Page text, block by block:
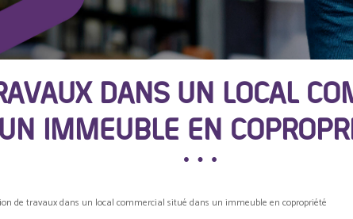
DANS UN LOCAL
UN IMMEUBLE EN
de travaux dans un local commercial situé dans un immeuble en copropriété